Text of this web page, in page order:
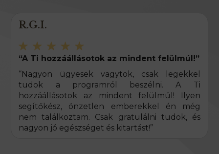
R.G.I.
“A Ti hozzáállásotok az mindent felülmúl!”
“Nagyon ügyesek vagytok, csak legekkel
tudok a programról beszélni. A Ti
hozzáállásotok az mindent felülmúl! Ilyen
segítőkész, önzetlen emberekkel én még
nem találkoztam. Csak gratulálni tudok, és
nagyon jó egészséget és kitartást!”